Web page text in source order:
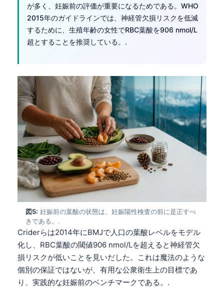
が多く、妊娠前の評価が重要になるためである。WHO
2015年のガイドラインでは、神経管欠損リスクを低減
するために、生殖年齢の女性でRBC葉酸を906 nmol/L
超とすることを推奨している。.
図5: 妊娠前の葉酸の状態は、妊娠陽性検査の前に是正すべ
きである。.
Criderらは2014年にBMJで人口の葉酸レベルをモデル
化し、RBC葉酸の閾値906 nmol/Lを超えると神経管欠
損リスクが低いことを見いだした。これは魔法のような
個別の保証ではないが、有用な公衆衛生上の目標であ
り、実践的な妊娠前のベンチマークである。.